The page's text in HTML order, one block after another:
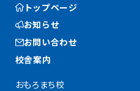
トップページ
お知らせ
お問い合わせ
校舎案内
おもろまち校